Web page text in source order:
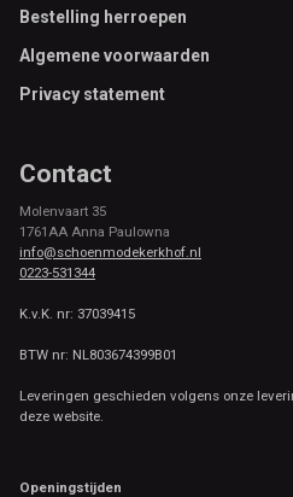
Footer
Bestelling herroepen
Algemene voorwaarden
Privacy statement
Contact
Molenvaart 35
1761AA Anna Paulowna
info@schoenmodekerkhof.nl
0223-531344
K.v.K. nr: 37039415
BTW nr: NL803674399B01
Leveringen geschieden volgens onze
deze website.
Openingstijden